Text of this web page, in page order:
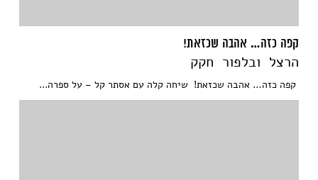
קפה כזה… אהבה שכזאת!
הרצל ובלפור חקק
קפה כזה… אהבה שכזאת! שיחה קלה עם אסתר קל – על ספרה...